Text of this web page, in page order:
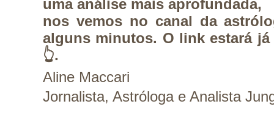
uma análise mais aprofundada,
nos vemos no canal da
alguns minutos. O link estará
👆.
Aline Maccari
Jornalista, Astróloga e Analista